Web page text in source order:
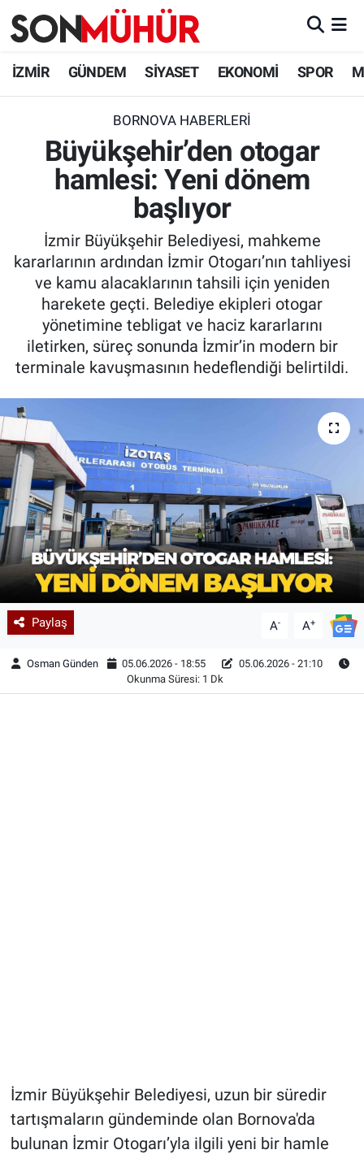
İZMİR GÜNDEM SİYASET EKONOMİ SPOR
BORNOVA HABERLERI
Büyükşehir’den otogar
hamlesi: Yeni dönem
başlıyor
İzmir Büyükşehir Belediyesi, mahkeme
kararlarının ardından İzmir Otogarı’nın tahliyesi
ve kamu alacaklarının tahsili için yeniden
harekete geçti. Belediye ekipleri otogar
yönetimine tebligat ve haciz kararlarını
iletirken, süreç sonunda İzmir’in modern bir
terminale kavuşmasının hedeflendiği belirtildi.
Paylaş A- A+
Osman Günden 05.06.2026 - 18:55
05.06.2026 - 21:10
Okunma Süresi: 1 Dk
İzmir Büyükşehir Belediyesi, uzun bir süredir
tartışmaların gündeminde olan Bornova'da
bulunan İzmir Otogarı’yla ilgili yeni bir hamle
İzmir Nöbetçi Eczaneler
İzmir Namaz Vakitleri
İzmir Trafik Yoğunluk Haritası
Süper Lig Puan Durumu ve Fikstür
Tüm Manşetler
Son Dakika Haberleri
Haber Arşivi